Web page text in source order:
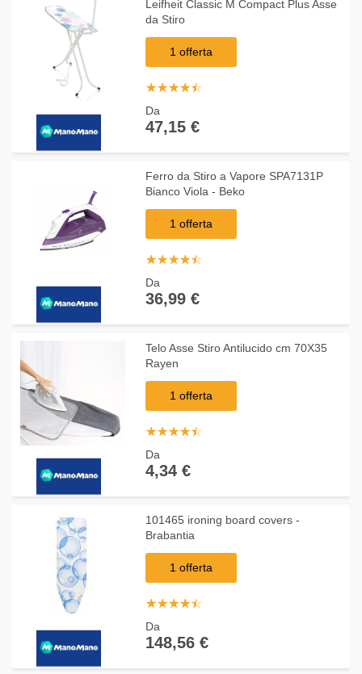
Leifheit Classic M Compact Plus Asse
da Stiro
1 offerta
☆☆☆☆☆
★★★★★
Da
47,15 €
Ferro da Stiro a Vapore SPA7131P
Bianco Viola - Beko
1 offerta
☆☆☆☆☆
★★★★★
Da
36,99 €
Telo Asse Stiro Antilucido cm 70X35
Rayen
1 offerta
☆☆☆☆☆
★★★★★
Da
4,34 €
101465 ironing board covers -
Brabantia
1 offerta
☆☆☆☆☆
★★★★★
Da
148,56 €